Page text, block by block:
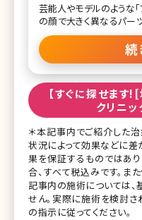
芸能人やモデルのような
の顔で大きく異なるパー
がっている、低い……な
が、意外に多いのが鼻の
面を向いたとき鼻の穴が
がって鼻の穴が強調され
法について考えてみましょう。 目次 1.鼻の穴
ンスのいい顔になるに
きくなる原因とは 3.鼻
穴を小さくする方法 3-2.
3-3.美容整形で鼻の穴を
を小さくする方法 3-3-2.
る方法 3-3-3.切開する手
続
【すぐに探せま
クリニッ
＊本記事内でご紹介した
状況によって効果などに差
果を保証するものではあ
合、すべて税込みです。ま
記事内の施術については
せん。実際に施術を検討さ
の指示に従ってください。